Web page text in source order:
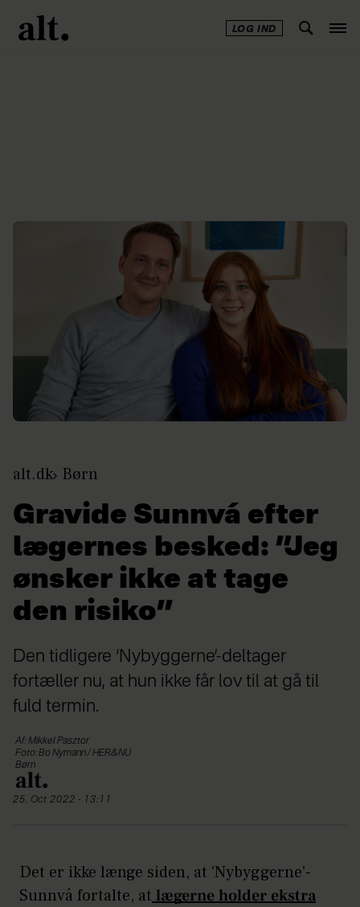
LOG IND
alt.dk Børn
Gravide Sunnvá efter
lægernes besked: ”Jeg
ønsker ikke at tage
den risiko”
Den tidligere ‘Nybyggerne’-deltager
fortæller nu, at hun ikke får lov til at gå til
fuld termin.
Af: Mikkel Pasztor
Foto: Bo Nymann / HER&NU
Børn
25. Oct 2022 - 13:11
Det er ikke længe siden, at ‘Nybyggerne’-
Sunnvá fortalte, at lægerne holder ekstra